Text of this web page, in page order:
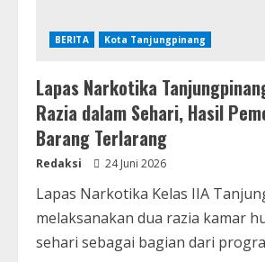
BERITA Kota Tanjungpinang
Lapas Narkotika
Razia dalam Sehari, Hasil
Barang Terlarang
Redaksi 24 Juni 2026
Lapas Narkotika Kelas IIA
melaksanakan dua razia kamar
sehari sebagai bagian dari